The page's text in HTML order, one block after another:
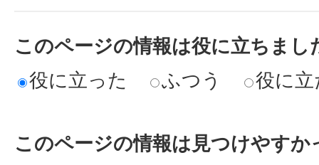
このページの情報は役に立ちまし
役に立った
ふつう 役に
このページの情報は見つけやすか